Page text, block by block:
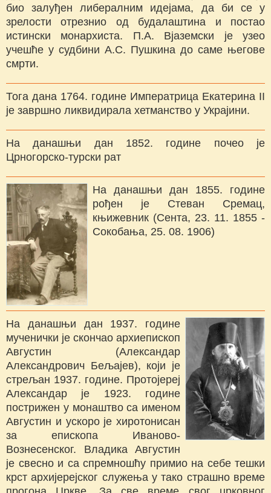
био залуђен либералним идејама, да би се у
зрелости отрезнио од будалаштина и постао
истински монархиста. П.А. Вјаземски је узео
учешће у судбини А.С. Пушкина до саме његове
смрти.
Тога дана 1764. године Императрица Екатерина II
је завршно ликвидирала хетманство у Украјини.
На данашњи дан 1852. године почео је
Црногорско-турски рат
На данашњи дан 1855. године
рођен је Стеван Сремац,
књижевник (Сента, 23. 11. 1855 -
Сокобања, 25. 08. 1906)
На данашњи дан 1937. године
мученички је скончао архиепископ
Августин (Александар
Александрович Бељајев), који је
стрељан 1937. године. Протојереј
Александар је 1923. године
пострижен у монаштво са именом
Августин и ускоро је хиротонисан
за епископа Иваново-
Вознесенског. Владика Августин
је свесно и са спремношћу примио на себе тешки
крст архијерејског служења у тако страшно време